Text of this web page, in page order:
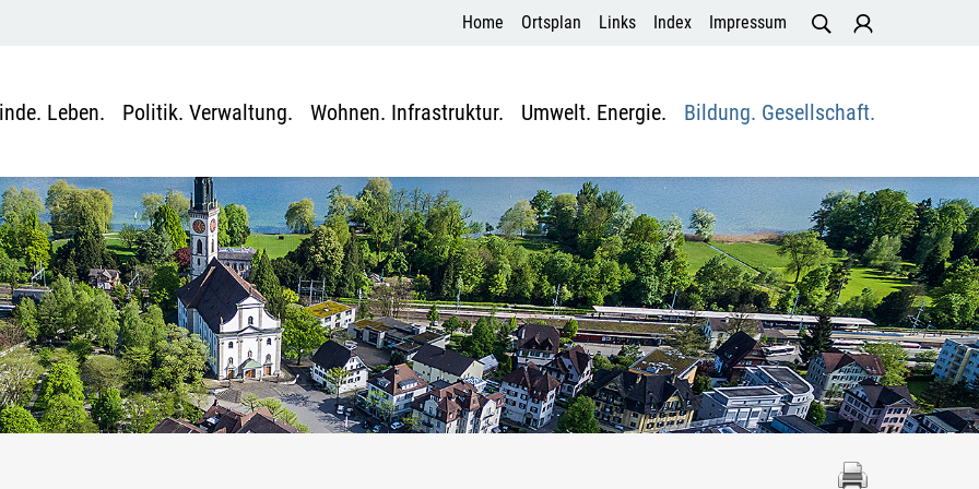
Home Ortsplan Links Index Impressum
Leben. Politik. Verwaltung. Wohnen. Infrastruktur. Umwelt. Energie. Bildung. Gesellschaft.